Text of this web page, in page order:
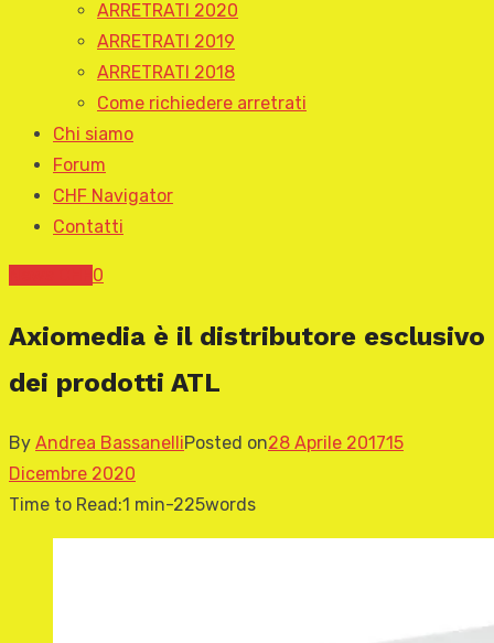
ARRETRATI 2020
ARRETRATI 2019
ARRETRATI 2018
Come richiedere arretrati
Chi siamo
Forum
CHF Navigator
Contatti
0
Axiomedia è il distributore esclusivo
dei prodotti ATL
By Andrea BassanelliPosted on28 Aprile 201715
Dicembre 2020
Time to Read:1 min-225words